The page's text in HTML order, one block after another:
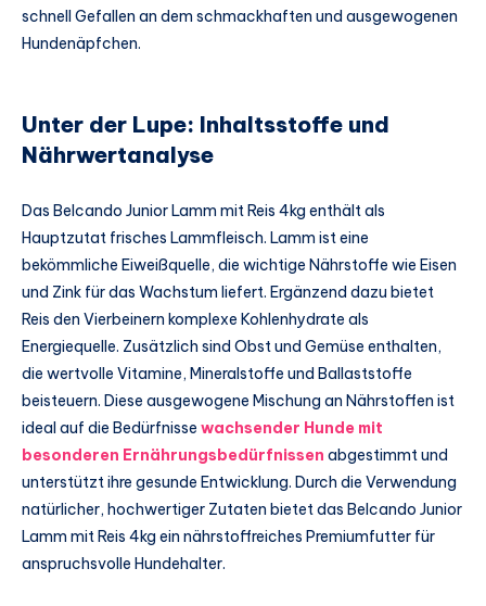
schnell Gefallen an dem schmackhaften und ausgewogenen
Hundenäpfchen.
Unter der Lupe: Inhaltsstoffe und
Nährwertanalyse
Das Belcando Junior Lamm mit Reis 4kg enthält als
Hauptzutat frisches Lammfleisch. Lamm ist eine
bekömmliche Eiweißquelle, die wichtige Nährstoffe wie Eisen
und Zink für das Wachstum liefert. Ergänzend dazu bietet
Reis den Vierbeinern komplexe Kohlenhydrate als
Energiequelle. Zusätzlich sind Obst und Gemüse enthalten,
die wertvolle Vitamine, Mineralstoffe und Ballaststoffe
beisteuern. Diese ausgewogene Mischung an Nährstoffen ist
ideal auf die Bedürfnisse wachsender Hunde mit
besonderen Ernährungsbedürfnissen abgestimmt und
unterstützt ihre gesunde Entwicklung. Durch die Verwendung
natürlicher, hochwertiger Zutaten bietet das Belcando Junior
Lamm mit Reis 4kg ein nährstoffreiches Premiumfutter für
anspruchsvolle Hundehalter.